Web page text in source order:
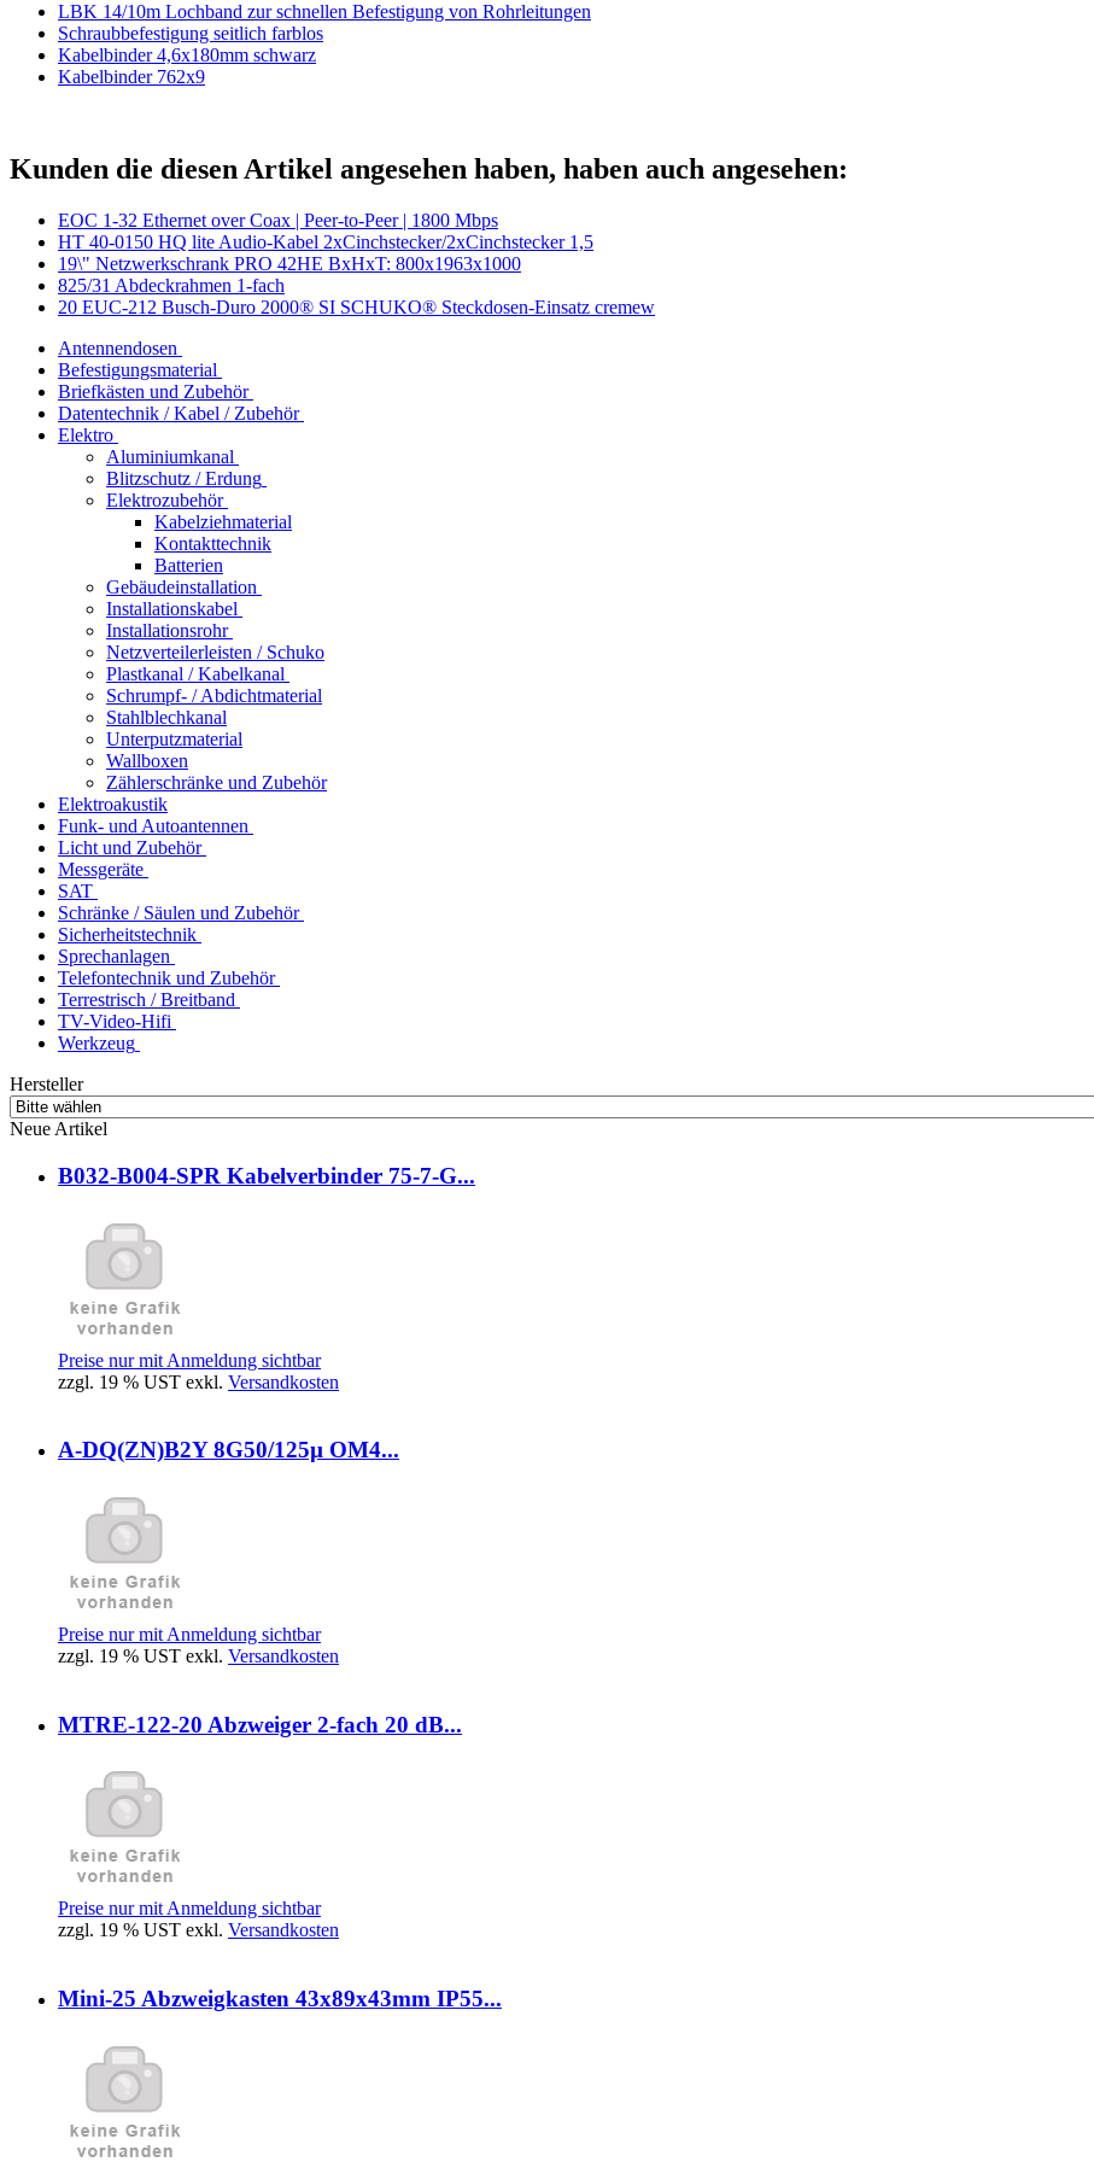
LBK 14/10m Lochband zur schnellen Befestigung von Rohrleitungen
Schraubbefestigung seitlich farblos
Kabelbinder 4,6x180mm schwarz
Kabelbinder 762x9
Kunden die diesen Artikel angesehen haben, haben auch angesehen:
EOC 1-32 Ethernet over Coax | Peer-to-Peer | 1800 Mbps
HT 40-0150 HQ lite Audio-Kabel 2xCinchstecker/2xCinchstecker 1,5
19\" Netzwerkschrank PRO 42HE BxHxT: 800x1963x1000
825/31 Abdeckrahmen 1-fach
20 EUC-212 Busch-Duro 2000® SI SCHUKO® Steckdosen-Einsatz cremew
Antennendosen
Befestigungsmaterial
Briefkästen und Zubehör
Datentechnik / Kabel / Zubehör
Elektro
Aluminiumkanal
Blitzschutz / Erdung
Elektrozubehör
Kabelziehmaterial
Kontakttechnik
Batterien
Gebäudeinstallation
Installationskabel
Installationsrohr
Netzverteilerleisten / Schuko
Plastkanal / Kabelkanal
Schrumpf- / Abdichtmaterial
Stahlblechkanal
Unterputzmaterial
Wallboxen
Zählerschränke und Zubehör
Elektroakustik
Funk- und Autoantennen
Licht und Zubehör
Messgeräte
SAT
Schränke / Säulen und Zubehör
Sicherheitstechnik
Sprechanlagen
Telefontechnik und Zubehör
Terrestrisch / Breitband
TV-Video-Hifi
Werkzeug
Hersteller
Neue Artikel
B032-B004-SPR Kabelverbinder 75-7-G...
Preise nur mit Anmeldung sichtbar
zzgl. 19 % UST exkl. Versandkosten
A-DQ(ZN)B2Y 8G50/125µ OM4...
Preise nur mit Anmeldung sichtbar
zzgl. 19 % UST exkl. Versandkosten
MTRE-122-20 Abzweiger 2-fach 20 dB...
Preise nur mit Anmeldung sichtbar
zzgl. 19 % UST exkl. Versandkosten
Mini-25 Abzweigkasten 43x89x43mm IP55...